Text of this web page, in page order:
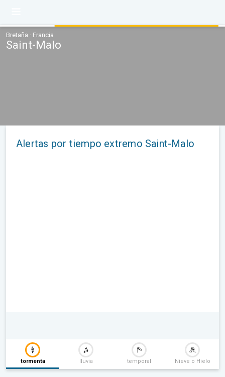
Bretaña · Francia
Saint-Malo
Alertas por tiempo extremo Saint-Malo
tormenta lluvia temporal Nieve o Hielo